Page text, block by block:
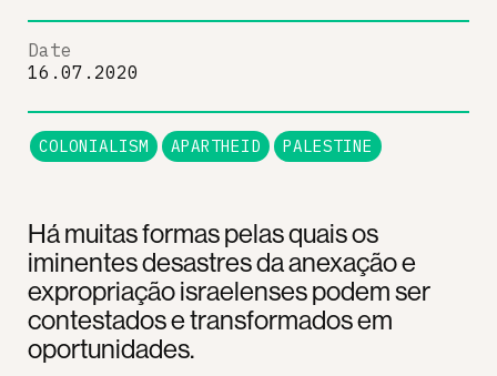
Há muitas formas pelas quais os
iminentes desastres da anexação e
expropriação israelenses podem ser
contestados e transformados em
oportunidades.
Date
16.07.2020
COLONIALISM APARTHEID PALESTINE